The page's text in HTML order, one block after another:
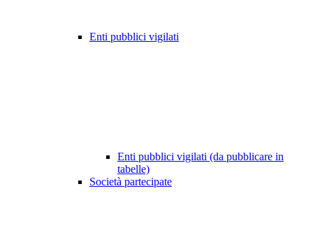
Enti pubblici vigilati
Enti pubblici vigilati (da pubblicare in
tabelle)
Società partecipate